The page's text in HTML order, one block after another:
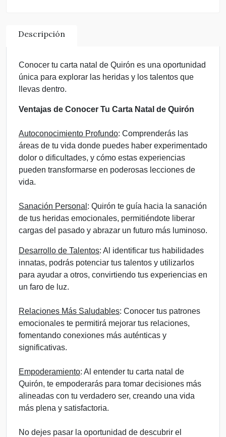
Descripción
Conocer tu carta natal de Quirón es una oportunidad
única para explorar las heridas y los talentos que
llevas dentro.
Ventajas de Conocer Tu Carta Natal de Quirón
Autoconocimiento Profundo: Comprenderás las
áreas de tu vida donde puedes haber experimentado
dolor o dificultades, y cómo estas experiencias
pueden transformarse en poderosas lecciones de
vida.
Sanación Personal : Quirón te guía hacia la sanación
de tus heridas emocionales, permitiéndote liberar
cargas del pasado y abrazar un futuro más luminoso.
Desarrollo de Talentos: Al identificar tus habilidades
innatas, podrás potenciar tus talentos y utilizarlos
para ayudar a otros, convirtiendo tus experiencias en
un faro de luz.
Relaciones Más Saludables: Conocer tus patrones
emocionales te permitirá mejorar tus relaciones,
fomentando conexiones más auténticas y
significativas.
Empoderamiento: Al entender tu carta natal de
Quirón, te empoderarás para tomar decisiones más
alineadas con tu verdadero ser, creando una vida
más plena y satisfactoria.
No dejes pasar la oportunidad de descubrir el